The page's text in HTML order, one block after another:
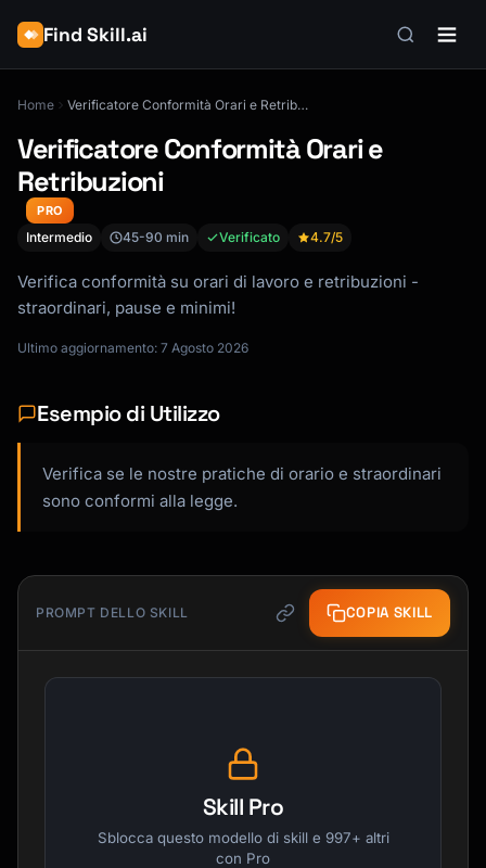
Find Skill.ai
Home Verificatore Conformità Orari e Retribuzioni
Verificatore Conformità Orari e
Retribuzioni
PRO
Intermedio 45-90 min Verificato 4.7/5
Verifica conformità su orari di lavoro e retribuzioni -
straordinari, pause e minimi!
Ultimo aggiornamento: 7 Agosto 2026
Esempio di Utilizzo
Verifica se le nostre pratiche di orario e straordinari
sono conformi alla legge.
PROMPT DELLO SKILL COPIA SKILL
Skill Pro
Sblocca questo modello di skill e 997+ altri
con Pro